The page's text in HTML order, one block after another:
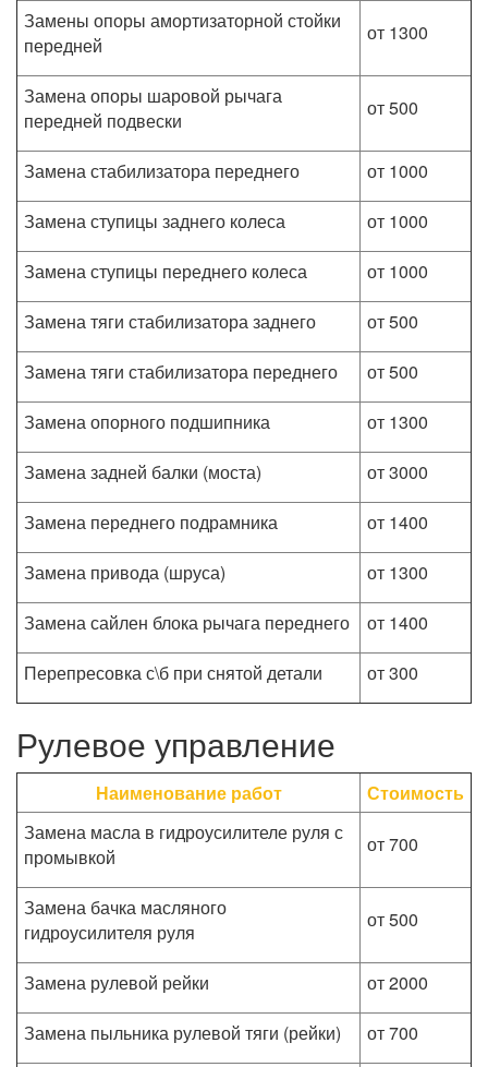
Замены опоры амортизаторной стойки
передней
от 1300
Замена опоры шаровой рычага
передней подвески
от 500
Замена стабилизатора переднего
от 1000
Замена ступицы заднего колеса
от 1000
Замена ступицы переднего колеса
от 1000
Замена тяги стабилизатора заднего
от 500
Замена тяги стабилизатора переднего
от 500
Замена опорного подшипника
от 1300
Замена задней балки (моста)
от 3000
Замена переднего подрамника
от 1400
Замена привода (шруса)
от 1300
Замена сайлен блока рычага переднего
от 1400
Перепресовка с\б при снятой детали
от 300
Рулевое управление
Наименование работ
Стоимость
Замена масла в гидроусилителе руля с
промывкой
от 700
Замена бачка масляного
гидроусилителя руля
от 500
Замена рулевой рейки
от 2000
Замена пыльника рулевой тяги (рейки)
от 700